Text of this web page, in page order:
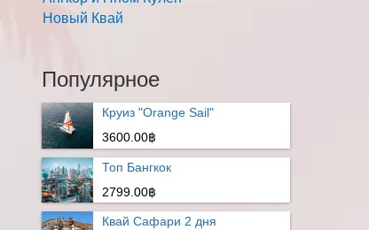
Новый Квай
Популярное
Круиз "Orange Sail"
3600.00฿
Топ Бангкок
2799.00฿
Квай Сафари 2 дня